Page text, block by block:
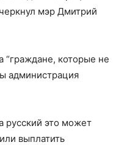
мэр Дмитрий
“граждане, которые не
администрация
русский это может
выплатить